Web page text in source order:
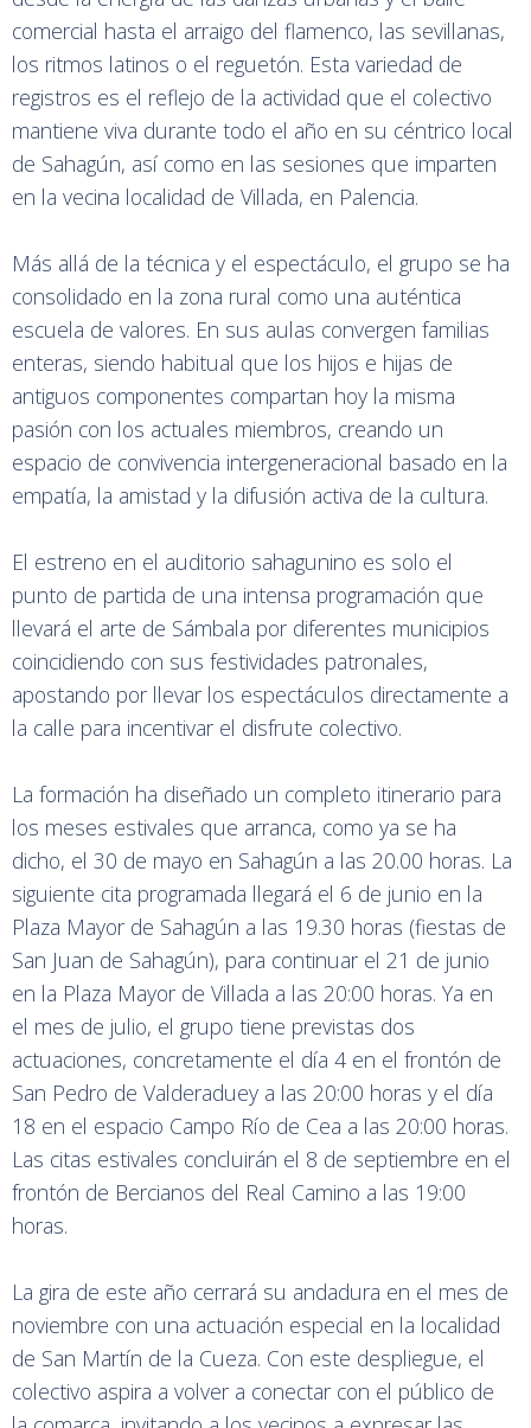
comercial hasta el arraigo del flamenco, las sevillanas,
los ritmos latinos o el reguetón. Esta variedad de
registros es el reflejo de la actividad que el colectivo
mantiene viva durante todo el año en su céntrico local
de Sahagún, así como en las sesiones que imparten
en la vecina localidad de Villada, en Palencia.
Más allá de la técnica y el espectáculo, el grupo se ha
consolidado en la zona rural como una auténtica
escuela de valores. En sus aulas convergen familias
enteras, siendo habitual que los hijos e hijas de
antiguos componentes compartan hoy la misma
pasión con los actuales miembros, creando un
espacio de convivencia intergeneracional basado en la
empatía, la amistad y la difusión activa de la cultura.
El estreno en el auditorio sahagunino es solo el
punto de partida de una intensa programación que
llevará el arte de Sámbala por diferentes municipios
coincidiendo con sus festividades patronales,
apostando por llevar los espectáculos directamente a
la calle para incentivar el disfrute colectivo.
La formación ha diseñado un completo itinerario para
los meses estivales que arranca, como ya se ha
dicho, el 30 de mayo en Sahagún a las 20.00 horas. La
siguiente cita programada llegará el 6 de junio en la
Plaza Mayor de Sahagún a las 19.30 horas (fiestas de
San Juan de Sahagún), para continuar el 21 de junio
en la Plaza Mayor de Villada a las 20:00 horas. Ya en
el mes de julio, el grupo tiene previstas dos
actuaciones, concretamente el día 4 en el frontón de
San Pedro de Valderaduey a las 20:00 horas y el día
18 en el espacio Campo Río de Cea a las 20:00 horas.
Las citas estivales concluirán el 8 de septiembre en el
frontón de Bercianos del Real Camino a las 19:00
horas.
La gira de este año cerrará su andadura en el mes de
noviembre con una actuación especial en la localidad
de San Martín de la Cueza. Con este despliegue, el
colectivo aspira a volver a conectar con el público de